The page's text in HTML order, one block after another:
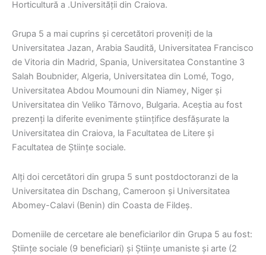
Horticultură a .Universității din Craiova.
Grupa 5 a mai cuprins și cercetători proveniți de la
Universitatea Jazan, Arabia Saudită, Universitatea Francisco
de Vitoria din Madrid, Spania, Universitatea Constantine 3
Salah Boubnider, Algeria, Universitatea din Lomé, Togo,
Universitatea Abdou Moumouni din Niamey, Niger și
Universitatea din Veliko Tărnovo, Bulgaria. Aceștia au fost
prezenți la diferite evenimente științifice desfășurate la
Universitatea din Craiova, la Facultatea de Litere și
Facultatea de Științe sociale.
Alți doi cercetători din grupa 5 sunt postdoctoranzi de la
Universitatea din Dschang, Cameroon și Universitatea
Abomey-Calavi (Benin) din Coasta de Fildeș.
Domeniile de cercetare ale beneficiarilor din Grupa 5 au fost:
Științe sociale (9 beneficiari) și Științe umaniste și arte (2